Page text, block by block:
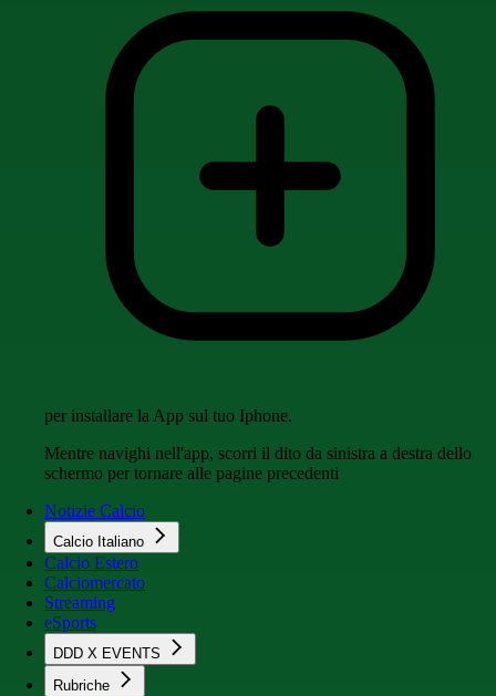
per installare la App sul tuo Iphone.
Mentre navighi nell'app, scorri il dito da sinistra a destra dello
schermo per tornare alle pagine precedenti
Notizie Calcio
Calcio Italiano
Calcio Estero
Calciomercato
Streaming
eSports
DDD X EVENTS
Rubriche